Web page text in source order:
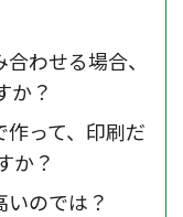
わせる場合、
か？
作って、印刷だ
か？
のでは？